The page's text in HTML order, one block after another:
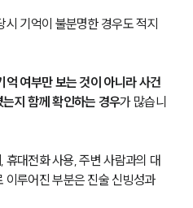
소개
룹소개
기억이 불분명한 경우도 적지
억 여부만 보는 것이 아니라 사건
지 함께 확인하는 경우가 많습니
휴대전화 사용, 주변 사람과의 대
이루어진 부분은 진술 신빙성과